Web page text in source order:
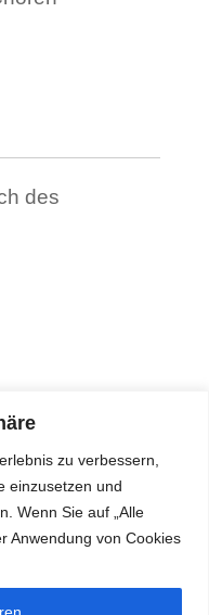
zu verbessern,
einzusetzen und
Wenn Sie auf „Alle
Anwendung von Cookies
des
des
Hartefeld